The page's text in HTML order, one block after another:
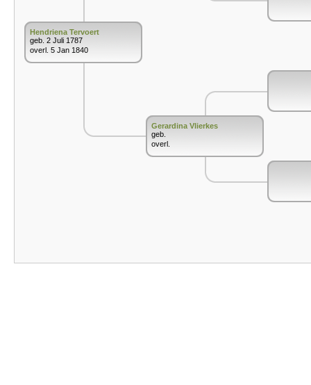
Hendriena Tervoert
geb. 2 Juli 1787
overl. 5 Jan 1840
Gerardina Vlierkes
geb.
overl.